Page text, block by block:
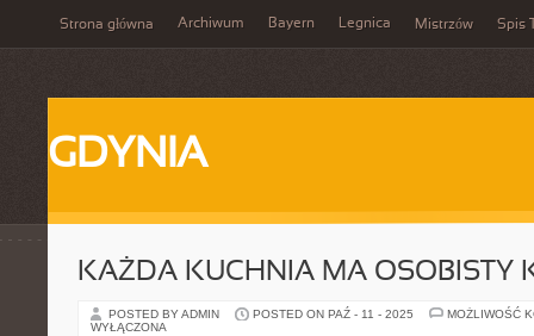
Strona główna Archiwum Bayern Legnica Mistrzów Spis
GDYNIA
KAŻDA KUCHNIA MA OSOBISTY
POSTED BY ADMIN POSTED ON PAŹ - 11 - 2025
MOŻLIWOŚĆ
WYŁĄCZONA